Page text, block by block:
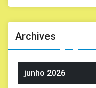
Archives
junho 2026